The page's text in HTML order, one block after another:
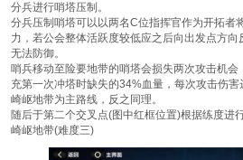
分兵进行哨塔压制。
分兵压制哨塔可以以两名C位指挥官作为开拓者
力，若公会整体活跃度较低应之后向出发点方
无法防御。
哨兵移动至险要地带的哨塔会损失两次攻击机
充第一次冲塔时缺失的34%血量，每次攻击伤
崎岖地带为主路线，反之同理。
随后于第二个交叉点(图中红框位置)根据练度进
崎岖地带(难度三)